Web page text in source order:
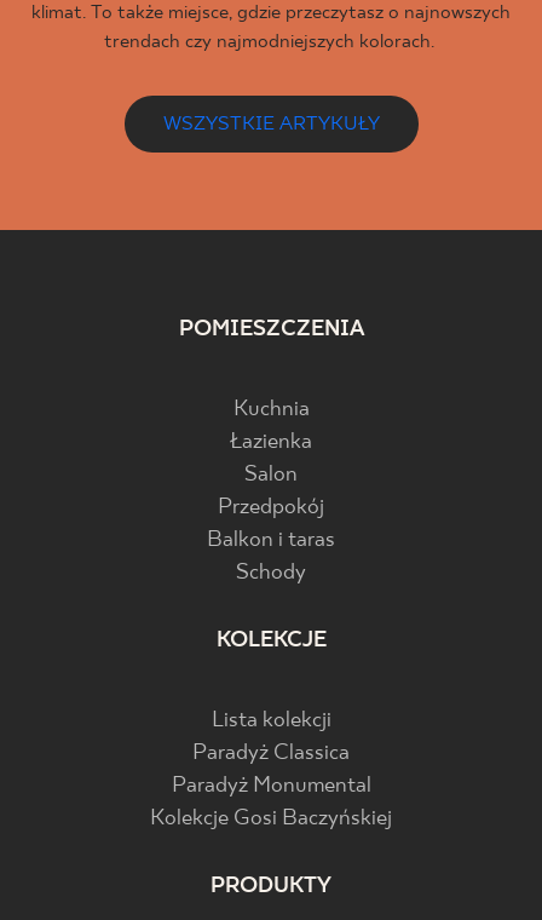
klimat. To także miejsce, gdzie przeczytasz o najnowszych
trendach czy najmodniejszych kolorach.
WSZYSTKIE ARTYKUŁY
POMIESZCZENIA
Kuchnia
Łazienka
Salon
Przedpokój
Balkon i taras
Schody
KOLEKCJE
Lista kolekcji
Paradyż Classica
Paradyż Monumental
Kolekcje Gosi Baczyńskiej
PRODUKTY